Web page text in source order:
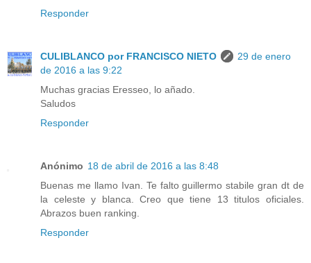
Responder
CULIBLANCO por FRANCISCO NIETO
29 de enero
de 2016 a las 9:22
Muchas gracias Eresseo, lo añado.
Saludos
Responder
Anónimo 18 de abril de 2016 a las 8:48
Buenas me llamo Ivan. Te falto guillermo stabile gran dt de
la celeste y blanca. Creo que tiene 13 titulos oficiales.
Abrazos buen ranking.
Responder